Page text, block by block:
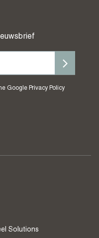
Google Privacy Policy
Solutions